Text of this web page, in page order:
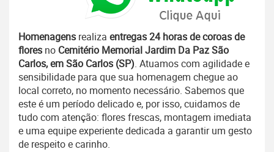
Homenagens realiza entregas 24 horas de coroas de
flores no Cemitério Memorial Jardim Da Paz São
Carlos, em São Carlos (SP). Atuamos com agilidade e
sensibilidade para que sua homenagem chegue ao
local correto, no momento necessário. Sabemos que
este é um período delicado e, por isso, cuidamos de
tudo com atenção: flores frescas, montagem imediata
e uma equipe experiente dedicada a garantir um gesto
de respeito e carinho.